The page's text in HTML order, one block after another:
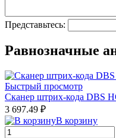
Представьтесь:
Равнозначные
Быстрый просмотр
Сканер штрих-кода DBS
3 697.49 ₽
В корзину